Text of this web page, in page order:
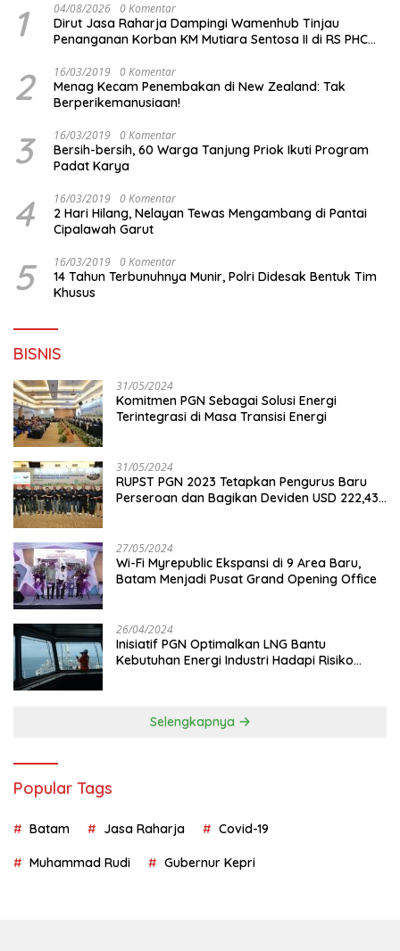
1 04/08/2026 0 Komentar
Dirut Jasa Raharja Dampingi Wamenhub Tinjau
Penanganan Korban KM Mutiara Sentosa II di RS PHC
2 16/03/2019 0 Komentar
Menag Kecam Penembakan di New Zealand: Tak
Berperikemanusiaan!
3 16/03/2019 0 Komentar
Bersih-bersih, 60 Warga Tanjung Priok Ikuti Program
Padat Karya
4 16/03/2019 0 Komentar
2 Hari Hilang, Nelayan Tewas Mengambang di Pantai
Cipalawah Garut
5 16/03/2019 0 Komentar
14 Tahun Terbunuhnya Munir, Polri Didesak Bentuk Tim
Khusus
BISNIS
31/05/2024
Komitmen PGN Sebagai Solusi Energi
Terintegrasi di Masa Transisi Energi
31/05/2024
RUPST PGN 2023 Tetapkan Pengurus Baru
Perseroan dan Bagikan Deviden USD 222,43
27/05/2024
Wi-Fi Myrepublic Ekspansi di 9 Area Baru,
Batam Menjadi Pusat Grand Opening Office
26/04/2024
Inisiatif PGN Optimalkan LNG Bantu
Kebutuhan Energi Industri Hadapi Risiko
Selengkapnya
Popular Tags
Batam Jasa Raharja Covid-19
Muhammad Rudi Gubernur Kepri